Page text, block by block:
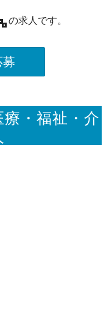
の求人です。
・福祉・介